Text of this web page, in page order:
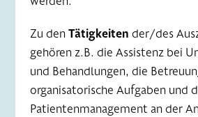
Zu den Tätigkeiten der/des
gehören z.B. die Assistenz bei
und Behandlungen, die
organisatorische Aufgaben und
Patientenmanagement an der